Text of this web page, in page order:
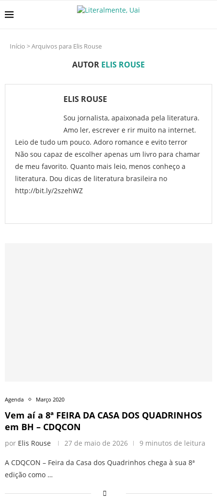
Início >Arquivos para Elis Rouse
AUTOR ELIS ROUSE
ELIS ROUSE
Sou jornalista, apaixonada pela literatura.
Amo ler, escrever e rir muito na internet.
Leio de tudo um pouco. Adoro romance e evito terror
Não sou capaz de escolher apenas um livro para chamar
de meu favorito. Quanto mais leio, menos conheço a
literatura. Dou dicas de literatura brasileira no
http://bit.ly/2szehWZ
Agenda Março 2020
Vem aí a 8ª FEIRA DA CASA DOS QUADRINHOS
em BH – CDQCON
por Elis Rouse 27 de maio de 2026 9 minutos de leitura
A CDQCON – Feira da Casa dos Quadrinhos chega à sua 8ª
edição como …